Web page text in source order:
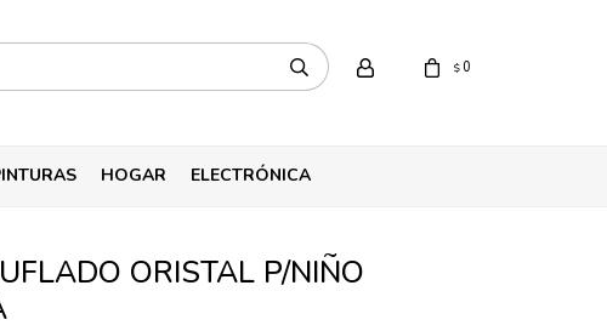
HOGAR ELECTRÓNICA
$ 0
ORISTAL P/NIÑO